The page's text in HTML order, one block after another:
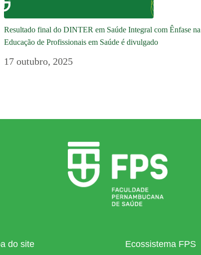
Resultado final do DINTER em Saúde Integral com Ênfase na
Educação de Profissionais em Saúde é divulgado
17 outubro, 2025
do site Ecossistema FPS